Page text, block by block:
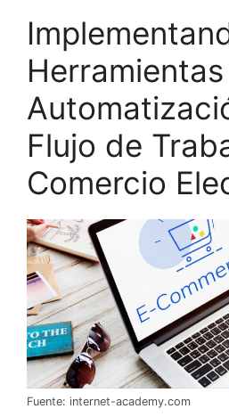
Flujo de
Comercio
Fuente: internet-academy.com